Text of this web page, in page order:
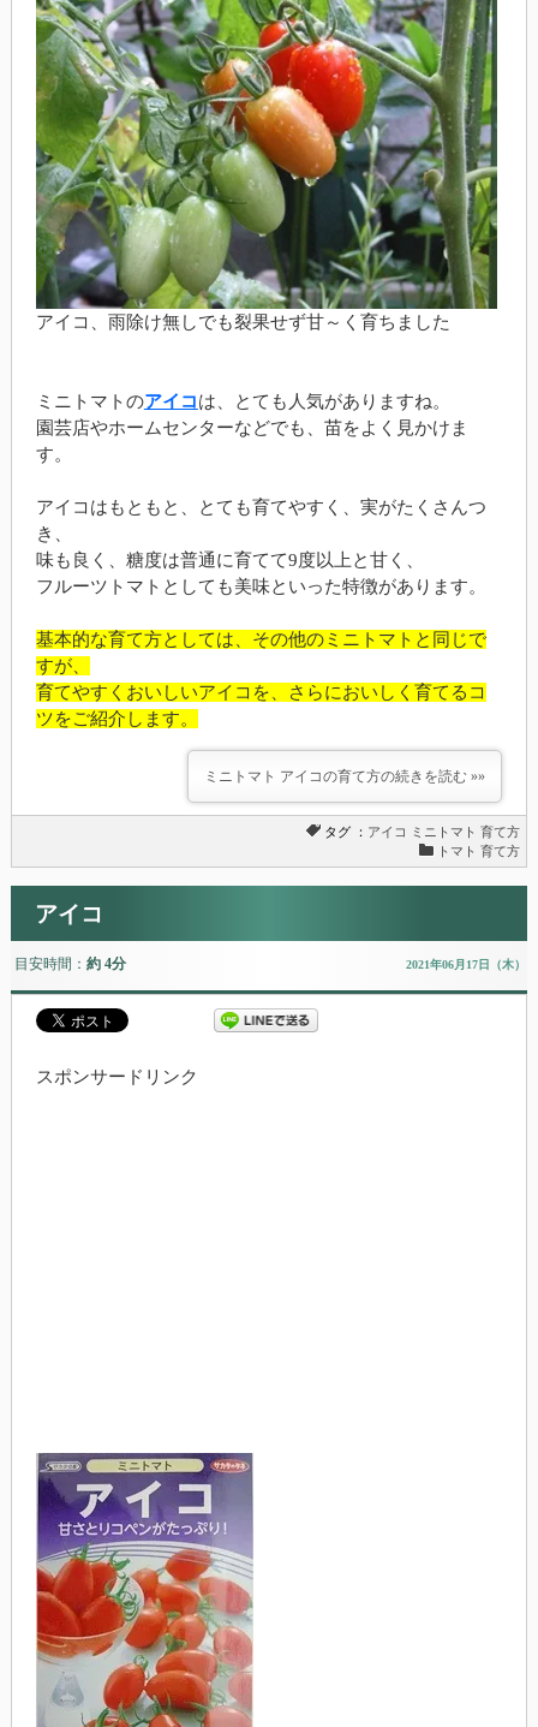
アイコ、雨除け無しでも裂果せず甘～く育ちました
ミニトマトのアイコは、とても人気がありますね。
園芸店やホームセンターなどでも、苗をよく見かけま
す。
アイコはもともと、とても育てやすく、実がたくさんつ
き、
味も良く、糖度は普通に育てて9度以上と甘く、
フルーツトマトとしても美味といった特徴があります。
基本的な育て方としては、その他のミニトマトと同じで
すが、
育てやすくおいしいアイコを、さらにおいしく育てるコ
ツをご紹介します。
ミニトマト アイコの育て方の続きを読む »»
タグ ： アイコ ミニトマト 育て方
トマト 育て方
アイコ
目安時間： 約 4分 2021年06月17日（木）
スポンサードリンク